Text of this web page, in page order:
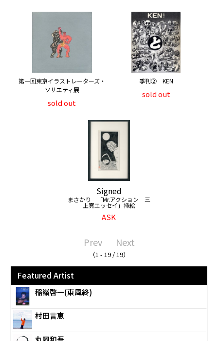
第一回東京イラストレーターズ・
ソサエティ展
sold out
季刊② KEN
sold out
Signed
まさかり 「Mr.アクション 三
上寛エッセイ」挿絵
ASK
Prev Next
（1 - 19 / 19）
Featured Artist
稲嶺啓一(東風終)
村田言恵